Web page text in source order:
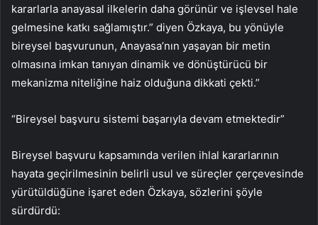
kararlarla anayasal ilkelerin daha görünür ve işlevsel hale
gelmesine katkı sağlamıştır.” diyen Özkaya, bu yönüyle
bireysel başvurunun, Anayasa’nın yaşayan bir metin
olmasına imkan tanıyan dinamik ve dönüştürücü bir
mekanizma niteliğine haiz olduğuna dikkati çekti.”
“Bireysel başvuru sistemi başarıyla devam etmektedir”
Bireysel başvuru kapsamında verilen ihlal kararlarının
hayata geçirilmesinin belirli usul ve süreçler çerçevesinde
yürütüldüğüne işaret eden Özkaya, sözlerini şöyle
sürdürdü: